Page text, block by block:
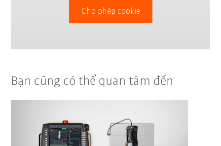
Cho phép cookie
Bạn cũng có thể quan tâm đến